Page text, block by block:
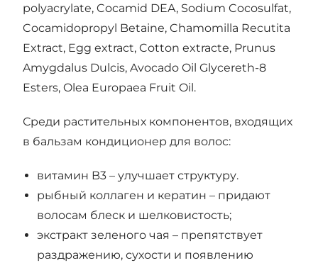
polyacrylate, Cocamid DEA, Sodium Cocosulfat,
Cocamidopropyl Betaine, Chamomilla Recutita
Extract, Egg extract, Cotton extracte, Prunus
Amygdalus Dulcis, Avocado Oil Glycereth-8
Esters, Olea Europaea Fruit Oil.
Среди растительных компонентов, входящих
в бальзам кондиционер для волос:
витамин B3 – улучшает структуру.
рыбный коллаген и кератин – придают
волосам блеск и шелковистость;
экстракт зеленого чая – препятствует
раздражению, сухости и появлению